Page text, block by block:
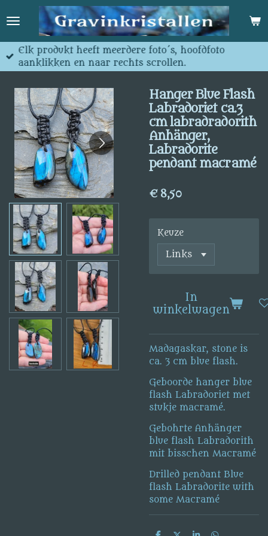
direct
hoofdinhoud
Elk produkt heeft meerdere foto´s, hoofdfoto
aanklikken en naar rechts scrollen.
Hanger Blue Flash
Labradoriet ca.3
cm labradradorith
Anhänger,
Labradorite
pendant macramé
€ 8,50
Keuze
In
winkelwagen
Madagaskar, stone is
ca. 3 cm blue flash.
Geboorde hanger blue
flash Labradoriet met
stukje macramé.
Gebohrte Anhänger
blue flash Labradorith
mit bisschen Macramé
Drilled pendant Blue
flash Labradorite with
some Macramé